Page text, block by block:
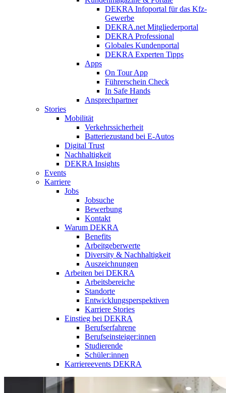
DEKRA Infoportal für das Kfz-
Gewerbe
DEKRA.net Mitgliederportal
DEKRA Professional
Globales Kundenportal
DEKRA Experten Tipps
Apps
On Tour App
Führerschein Check
In Safe Hands
Ansprechpartner
Stories
Mobilität
Verkehrssicherheit
Batteriezustand bei E-Autos
Digital Trust
Nachhaltigkeit
DEKRA Insights
Events
Karriere
Jobs
Jobsuche
Bewerbung
Kontakt
Warum DEKRA
Benefits
Arbeitgeberwerte
Diversity & Nachhaltigkeit
Auszeichnungen
Arbeiten bei DEKRA
Arbeitsbereiche
Standorte
Entwicklungsperspektiven
Karriere Stories
Einstieg bei DEKRA
Berufserfahrene
Berufseinsteiger:innen
Studierende
Schüler:innen
Karriereevents DEKRA